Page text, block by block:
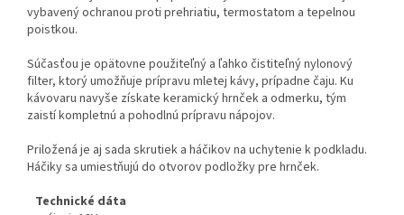
vybavený ochranou proti prehriatiu, termostatom a tepelnou
poistkou.
Súčasťou je opätovne použiteľný a ľahko čistiteľný nylonový
filter, ktorý umožňuje prípravu mletej kávy, prípadne čaju. Ku
kávovaru navyše získate keramický hrnček a odmerku, tým
zaistí kompletnú a pohodlnú prípravu nápojov.
Priložená je aj sada skrutiek a háčikov na uchytenie k podkladu.
Háčiky sa umiestňujú do otvorov podložky pre hrnček.
Technické dáta